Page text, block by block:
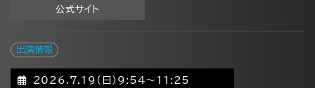
公式サイト
出演情報
2026.7.19(日)9:54～11:25